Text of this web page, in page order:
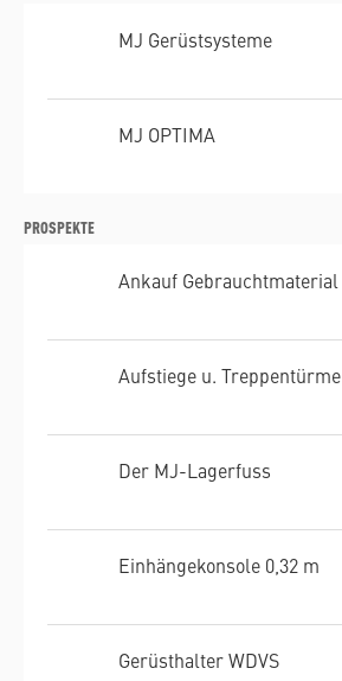
MJ Gerüstsysteme
MJ OPTIMA
PROSPEKTE
Ankauf Gebrauchtmaterial
Aufstiege u. Treppentürme
Der MJ-Lagerfuss
Einhängekonsole 0,32 m
Gerüsthalter WDVS